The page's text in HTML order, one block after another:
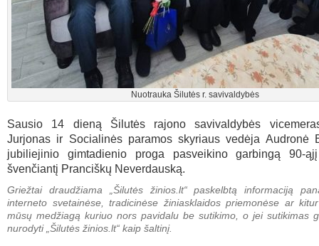
Nuotrauka Šilutės r. savivaldybės
Sausio 14 dieną Šilutės rajono savivaldybės
Jurjonas ir Socialinės paramos skyriaus vedėja Audronė
jubiliejinio gimtadienio proga pasveikino garbingą 90-
švenčiantį Pranciškų Neverdauską.
Griežtai draudžiama „Šilutės žinios.lt“ paskelbtą informaciją
interneto svetainėse, tradicinėse žiniasklaidos priemonėse ar
mūsų medžiagą kuriuo nors pavidalu be sutikimo, o jei sutikimas
nurodyti „Šilutės žinios.lt“ kaip šaltinį.